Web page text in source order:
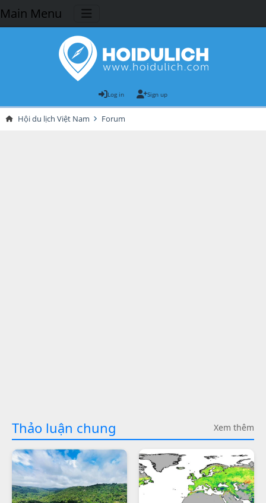
Main Menu
Log in Sign up
Hội du lịch Việt Nam Forum
Thảo luận chung Xem thêm